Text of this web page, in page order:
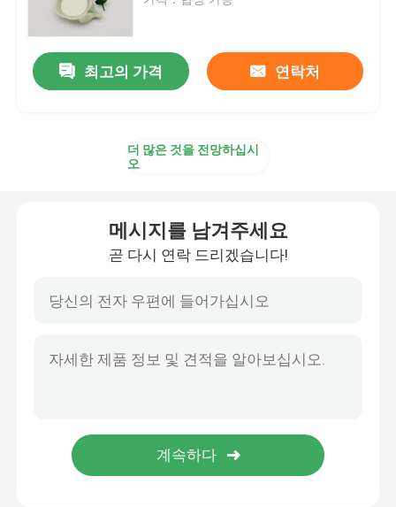
대인 서비스 껌
제지 첨가제
최고의 가격 연락처
더 많은 것을 전망하십시
오
메시지를 남겨주세요
곧 다시 연락 드리겠습니다!